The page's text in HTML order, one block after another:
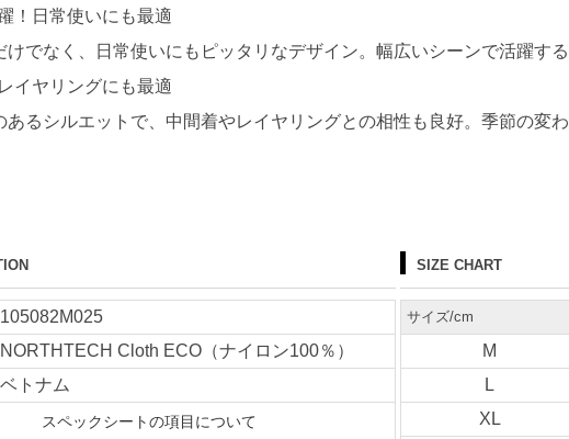
！日常使いにも最適
けでなく、日常使いにもピッタリなデザイン。幅広いシーンで活躍す
イヤリングにも最適
あるシルエットで、中間着やレイヤリングとの相性も良好。季節の変
105082M025
NORTHTECH Cloth ECO（ナイロン100％）
ベトナム
スペックシートの項目について
SIZE CHART
サイズ/cm
M
L
XL